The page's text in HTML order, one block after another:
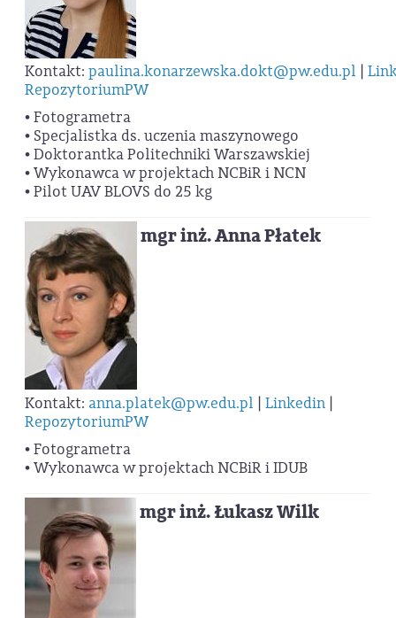
Kontakt: paulina.konarzewska.dokt@pw.edu.pl |
RepozytoriumPW
• Fotogrametra
• Specjalistka ds. uczenia maszynowego
• Doktorantka Politechniki Warszawskiej
• Wykonawca w projektach NCBiR i NCN
• Pilot UAV BLOVS do 25 kg
mgr inż. Anna Płatek
Kontakt: anna.platek@pw.edu.pl | Linkedin |
RepozytoriumPW
• Fotogrametra
• Wykonawca w projektach NCBiR i IDUB
mgr inż. Łukasz Wilk